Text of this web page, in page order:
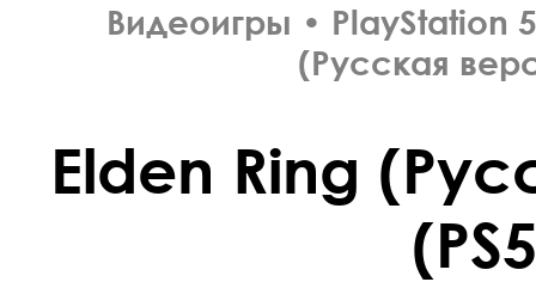
Видеоигры • PlayStation 5
(Русская
Elden Ring